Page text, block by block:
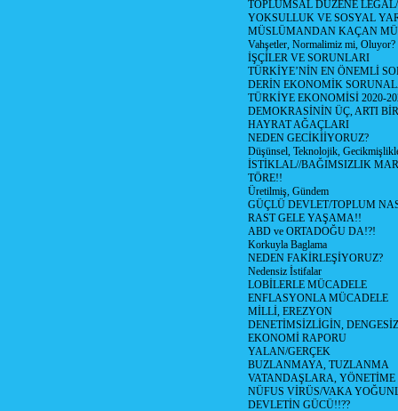
TOPLUMSAL DÜZENE
YOKSULLUK VE SOSYAL
MÜSLÜMANDAN KAÇAN
Vahşetler, Normalimiz mi, Oluyor?
İŞÇİLER VE SORUNLARI
TÜRKİYE’NİN EN ÖNEMLİ
DERİN EKONOMİK
TÜRKİYE EKONOMİSİ 2020-
DEMOKRASİNİN ÜÇ, ARTI
HAYRAT AĞAÇLARI
NEDEN GECİKİİYORUZ?
Düşünsel, Teknolojik,
İSTİKLAL//BAĞIMSIZLIK
TÖRE!!
Üretilmiş, Gündem
GÜÇLÜ DEVLET/TOPLUM
RAST GELE YAŞAMA!!
ABD ve ORTADOĞU DA!?!
Korkuyla Baglama
NEDEN FAKİRLEŞİYORUZ?
Nedensiz İstifalar
LOBİLERLE MÜCADELE
ENFLASYONLA MÜCADELE
MİLLİ, EREZYON
DENETİMSİZLİGİN,
EKONOMİ RAPORU
YALAN/GERÇEK
BUZLANMAYA, TUZLANMA
VATANDAŞLARA,
NÜFUS VİRÜS/VAKA
DEVLETİN GÜCÜ!!??